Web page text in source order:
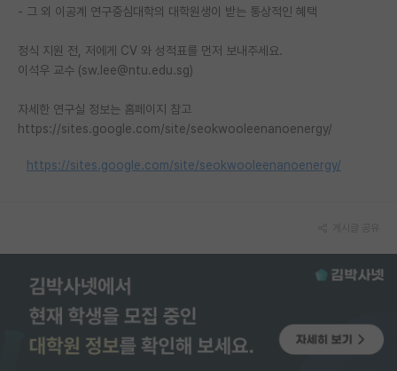
- 그 외 이공계 연구중심대학의 대학원생이 받는 통상적인 혜택
정식 지원 전, 저에게 CV 와 성적표를 먼저 보내주세요.
이석우 교수 (sw.lee@ntu.edu.sg)
자세한 연구실 정보는 홈페이지 참고
https://sites.google.com/site/seokwooleenanoenergy/
https://sites.google.com/site/seokwooleenanoenergy/